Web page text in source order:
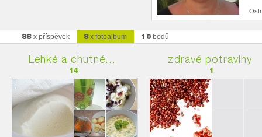
88x příspěvek 8x fotoalbum 10 bodů
Lehké a chutné...
14
zdravé potraviny
1